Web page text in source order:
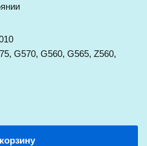
G570, G560, G565, Z560,